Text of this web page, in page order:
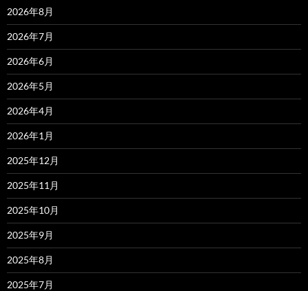
2026年8月
2026年7月
2026年6月
2026年5月
2026年4月
2026年1月
2025年12月
2025年11月
2025年10月
2025年9月
2025年8月
2025年7月